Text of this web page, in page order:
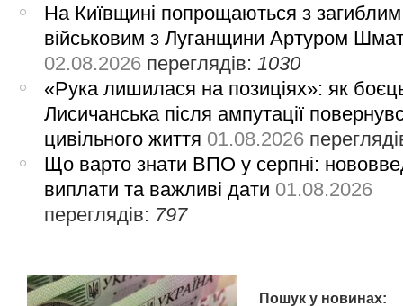
На Київщині попрощаються з загиблим
військовим з Луганщини Артуром
02.08.2026 переглядів: 1030
«Рука лишилася на позиціях»: як
Лисичанська після ампутації
цивільного життя 01.08.2026
Що варто знати ВПО у серпні:
виплати та важливі дати 01.08.2026
переглядів: 797
Пошук у новинах: